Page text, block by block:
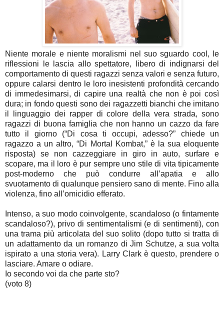
Niente morale e niente moralismi nel suo sguardo cool, le
riflessioni le lascia allo spettatore, libero di indignarsi del
comportamento di questi ragazzi senza valori e senza futuro,
oppure calarsi dentro le loro inesistenti profondità cercando
di immedesimarsi, di capire una realtà che non è poi così
dura; in fondo questi sono dei ragazzetti bianchi che imitano
il linguaggio dei rapper di colore della vera strada, sono
ragazzi di buona famiglia che non hanno un cazzo da fare
tutto il giorno (“Di cosa ti occupi, adesso?” chiede un
ragazzo a un altro, “Di Mortal Kombat,” è la sua eloquente
risposta) se non cazzeggiare in giro in auto, surfare e
scopare, ma il loro è pur sempre uno stile di vita tipicamente
post-moderno che può condurre all’apatia e allo
svuotamento di qualunque pensiero sano di mente. Fino alla
violenza, fino all’omicidio efferato.
Intenso, a suo modo coinvolgente, scandaloso (o fintamente
scandaloso?), privo di sentimentalismi (e di sentimenti), con
una trama più articolata del suo solito (dopo tutto si tratta di
un adattamento da un romanzo di Jim Schutze, a sua volta
ispirato a una storia vera). Larry Clark è questo, prendere o
lasciare. Amare o odiare.
Io secondo voi da che parte sto?
(voto 8)